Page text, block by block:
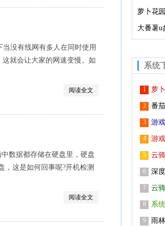
当没有线网有多人在同时使用
就会让大家的网速变慢。如
阅读全文
数据都存储在硬盘里，硬盘
，这是如何回事呢?开机检测
阅读全文
萝卜花
大番薯u
系统
1
2 番
3
4
5 云
6
7
8
9